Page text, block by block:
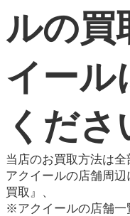
ルの買
イール
くださ
当店のお買取方法は全
アクイールの店舗周
買取』、
※アクイールの店舗一